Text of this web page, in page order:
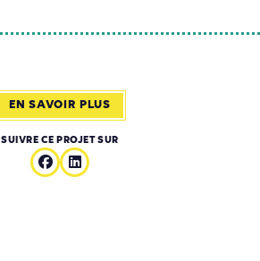
EN SAVOIR PLUS
SUIVRE CE PROJET SUR